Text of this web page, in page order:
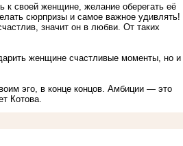
к своей женщине, желание оберегать её
сюрпризы и самое важное удивлять!
значит он в любви. От таких
женщине счастливые моменты, но и
эго, в конце концов. Амбиции — это
Котова.